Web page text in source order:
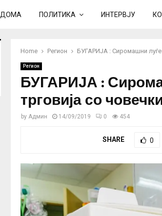
ДОМА ПОЛИТИКА ИНТЕРВЈУ
Home Регион БУГАРИЈА : Сиромашни луѓе
Регион
БУГАРИЈА :
трговија со
by Админ 14/09/2019 0 454
SHARE 0